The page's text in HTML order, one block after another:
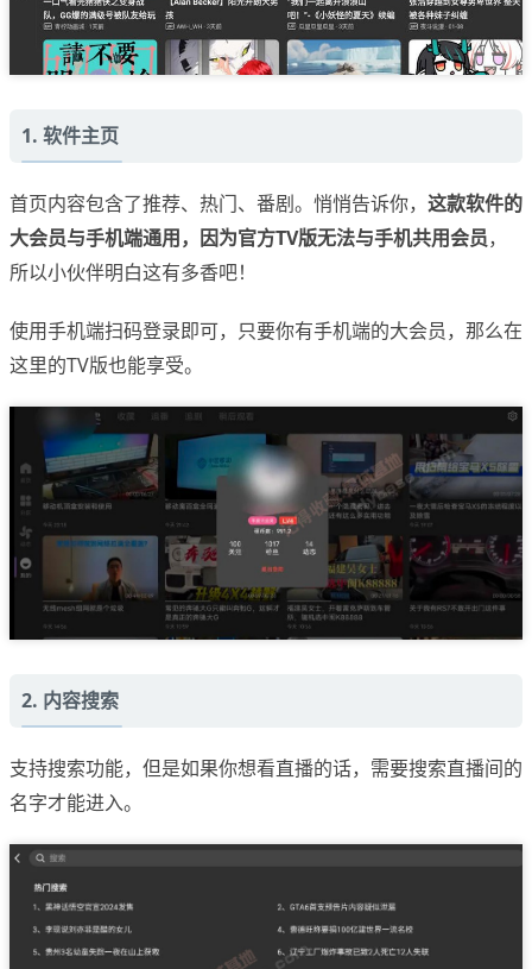
1. 软件主页
首页内容包含了推荐、热门、番剧。悄悄告诉你， 这款软件的
大会员与手机端通用，因为官方TV版无法与手机共用会员，
所以小伙伴明白这有多香吧！
使用手机端扫码登录即可，只要你有手机端的大会员，那么在
这里的TV版也能享受。
2. 内容搜索
支持搜索功能，但是如果你想看直播的话，需要搜索直播间的
名字才能进入。